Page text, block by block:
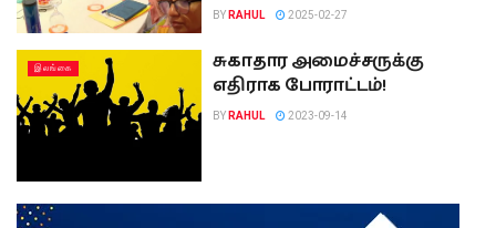
BY RAHUL 2025-02-27
இலங்கை
சுகாதார அமைச்சருக்கு
எதிராக போராட்டம்!
BY RAHUL 2023-09-14